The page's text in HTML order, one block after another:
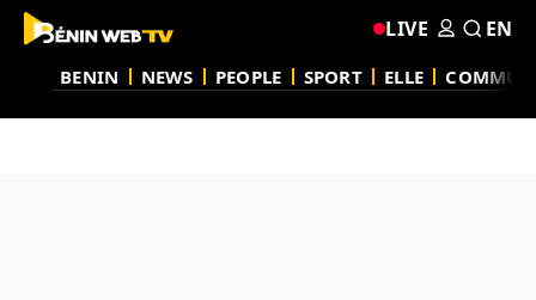
BENIN NEWS PEOPLE SPORT ELLE
LIVE EN